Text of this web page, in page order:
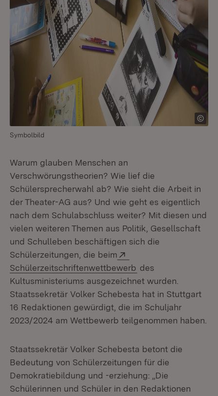
Symbolbild
Warum glauben Menschen an
Verschwörungstheorien? Wie lief die
Schülersprecherwahl ab? Wie sieht die Arbeit in
der Theater-AG aus? Und wie geht es eigentlich
nach dem Schulabschluss weiter? Mit diesen und
vielen weiteren Themen aus Politik, Gesellschaft
und Schulleben beschäftigen sich die
Schülerzeitungen, die beim
Schülerzeitschriftenwettbewerb (Öffnet in neuem
des
Kultusministeriums ausgezeichnet wurden.
Staatssekretär Volker Schebesta hat in Stuttgart
16 Redaktionen gewürdigt, die im Schuljahr
2023/2024 am Wettbewerb teilgenommen haben.
Staatssekretär Volker Schebesta betont die
Bedeutung von Schülerzeitungen für die
Demokratiebildung und -erziehung: „Die
Schülerinnen und Schüler in den Redaktionen